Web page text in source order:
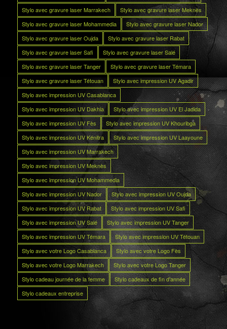
Stylo avec gravure laser Marrakech
Stylo avec gravure laser Meknès
Stylo avec gravure laser Mohammedia
Stylo avec gravure laser Nador
Stylo avec gravure laser Oujda
Stylo avec gravure laser Rabat
Stylo avec gravure laser Safi
Stylo avec gravure laser Salé
Stylo avec gravure laser Tanger
Stylo avec gravure laser Témara
Stylo avec gravure laser Tétouan
Stylo avec impression UV Agadir
Stylo avec impression UV Casablanca
Stylo avec impression UV Dakhla
Stylo avec impression UV El Jadida
Stylo avec impression UV Fès
Stylo avec impression UV Khouribga
Stylo avec impression UV Kénitra
Stylo avec impression UV Laayoune
Stylo avec impression UV Marrakech
Stylo avec impression UV Meknès
Stylo avec impression UV Mohammedia
Stylo avec impression UV Nador
Stylo avec impression UV Oujda
Stylo avec impression UV Rabat
Stylo avec impression UV Safi
Stylo avec impression UV Salé
Stylo avec impression UV Tanger
Stylo avec impression UV Témara
Stylo avec impression UV Tétouan
Stylo avec votre Logo Casablanca
Stylo avec votre Logo Fès
Stylo avec votre Logo Marrakech
Stylo avec votre Logo Tanger
Stylo cadeau journée de la femme
Stylo cadeaux de fin d’année
Stylo cadeaux entreprise